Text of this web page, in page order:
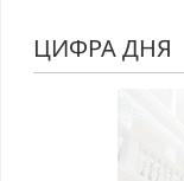
ЦИФРА ДНЯ